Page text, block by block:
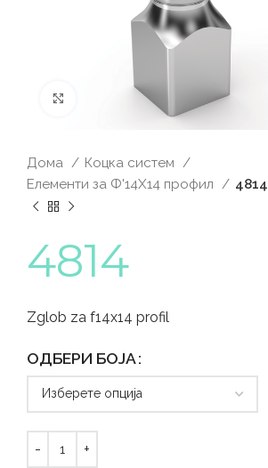
Click to enlarge
Дома
Коцка систем
Елементи за Ф'14Х14 профил
4814
4814
Zglob za f14x14 profil
ОДБЕРИ БОЈА